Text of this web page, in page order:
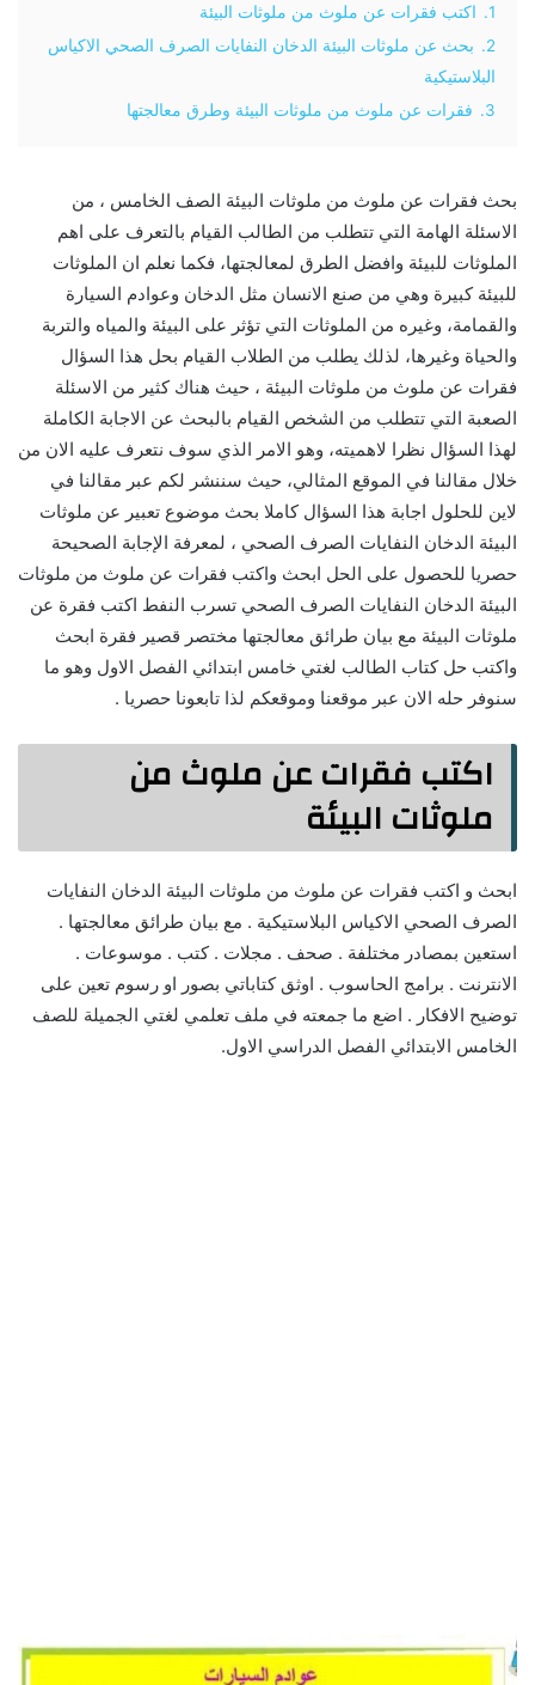
1.
اكتب فقرات عن ملوث من ملوثات البيئة
2.
بحث عن ملوثات البيئة الدخان النفايات الصرف الصحي الاكياس
البلاستيكية
3.
فقرات عن ملوث من ملوثات البيئة وطرق معالجتها
بحث فقرات عن ملوث من ملوثات البيئة الصف الخامس ، من
الاسئلة الهامة التي تتطلب من الطالب القيام بالتعرف على اهم
الملوثات للبيئة وافضل الطرق لمعالجتها، فكما نعلم ان الملوثات
للبيئة كبيرة وهي من صنع الانسان مثل الدخان وعوادم السيارة
والقمامة، وغيره من الملوثات التي تؤثر على البيئة والمياه والتربة
والحياة وغيرها، لذلك يطلب من الطلاب القيام بحل هذا السؤال
فقرات عن ملوث من ملوثات البيئة ، حيث هناك كثير من الاسئلة
الصعبة التي تتطلب من الشخص القيام بالبحث عن الاجابة الكاملة
لهذا السؤال نظرا لاهميته، وهو الامر الذي سوف نتعرف عليه الان من
خلال مقالنا في الموقع المثالي، حيث سننشر لكم عبر مقالنا في
لاين للحلول اجابة هذا السؤال كاملا بحث موضوع تعبير عن ملوثات
البيئة الدخان النفايات الصرف الصحي ، لمعرفة الإجابة الصحيحة
حصريا للحصول على الحل ابحث واكتب فقرات عن ملوث من ملوثات
البيئة الدخان النفايات الصرف الصحي تسرب النفط اكتب فقرة عن
ملوثات البيئة مع بيان طرائق معالجتها مختصر قصير فقرة ابحث
واكتب حل كتاب الطالب لغتي خامس ابتدائي الفصل الاول وهو ما
سنوفر حله الان عبر موقعنا وموقعكم لذا تابعونا حصريا .
اكتب فقرات عن ملوث من
ملوثات البيئة
ابحث و اكتب فقرات عن ملوث من ملوثات البيئة الدخان النفايات
الصرف الصحي الاكياس البلاستيكية . مع بيان طرائق معالجتها .
استعين بمصادر مختلفة . صحف . مجلات . كتب . موسوعات .
الانترنت . برامج الحاسوب . اوثق كتاباتي بصور او رسوم تعين على
توضيح الافكار . اضع ما جمعته في ملف تعلمي لغتي الجميلة للصف
الخامس الابتدائي الفصل الدراسي الاول.